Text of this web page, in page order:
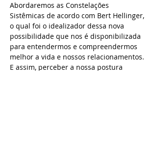
Abordaremos as Constelações
Sistêmicas de acordo com Bert Hellinger,
o qual foi o idealizador dessa nova
possibilidade que nos é disponibilizada
para entendermos e compreendermos
melhor a vida e nossos relacionamentos.
E assim, perceber a nossa postura